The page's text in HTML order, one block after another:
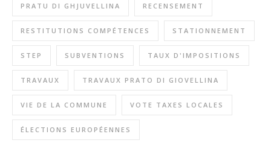
PRATU DI GHJUVELLINA RECENSEMENT
RESTITUTIONS COMPÉTENCES STATIONNEMENT
STEP SUBVENTIONS TAUX D'IMPOSITIONS
TRAVAUX TRAVAUX PRATO DI GIOVELLINA
VIE DE LA COMMUNE VOTE TAXES LOCALES
ÉLECTIONS EUROPÉENNES